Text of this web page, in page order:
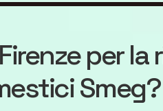
per la
Smeg?